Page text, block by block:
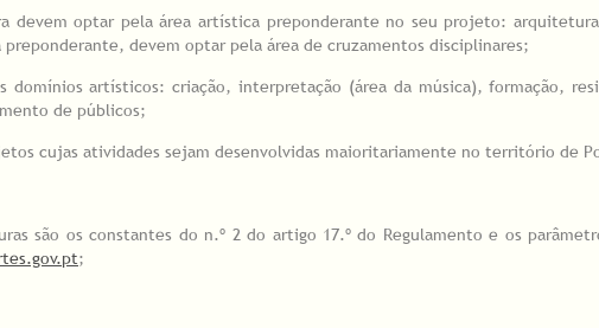
devem optar pela área artística preponderante no seu projeto:
devem optar pela área de cruzamentos disciplinares;
domínios artísticos: criação, interpretação (área da música), formação,
de públicos;
cujas atividades sejam desenvolvidas maioritariamente no território de
são os constantes do n.º 2 do artigo 17.º do Regulamento e os
;